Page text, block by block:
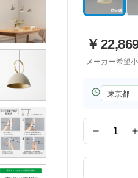
￥
メーカー希望
お
届
数
量